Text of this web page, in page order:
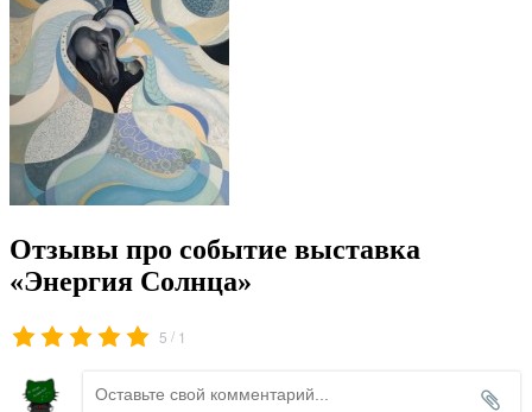
Отзывы про событие выставка
«Энергия Солнца»
5 / 1